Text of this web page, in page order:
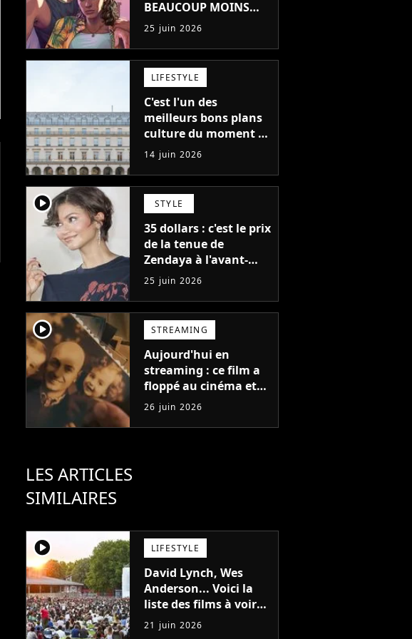
BEAUCOUP MOINS
CHER grâce à ces sites
25 juin 2026
LIFESTYLE
C'est l'un des
meilleurs bons plans
culture du moment :
la Fondation Cartier
offre un an d'accès
gratuit et illimité aux
moins de 30 ans
14 juin 2026
player2 STYLE
35 dollars : c'est le prix
de la tenue de
Zendaya à l'avant-
première de Spider-
Man à Paris, "Le style
n'a pas besoin de
coûter une fortune"
25 juin 2026
player2 STREAMING
Aujourd'hui en
streaming : ce film a
floppé au cinéma et
son acteur est devenu
parano à cause de
l'histoire
26 juin 2026
LES ARTICLES
SIMILAIRES
player2 LIFESTYLE
David Lynch, Wes
Anderson... Voici la
liste des films à voir
gratuitement cet été
au cinéma en plein air
21 juin 2026